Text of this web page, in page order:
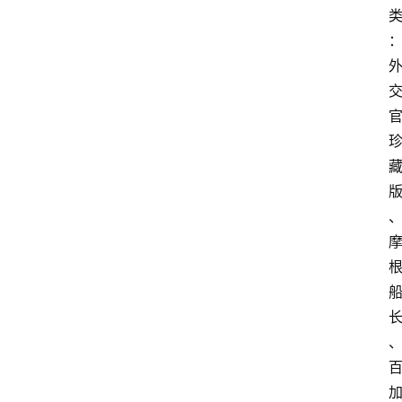
类
：
外
交
官
珍
藏
版
、
摩
根
船
长
、
百
加